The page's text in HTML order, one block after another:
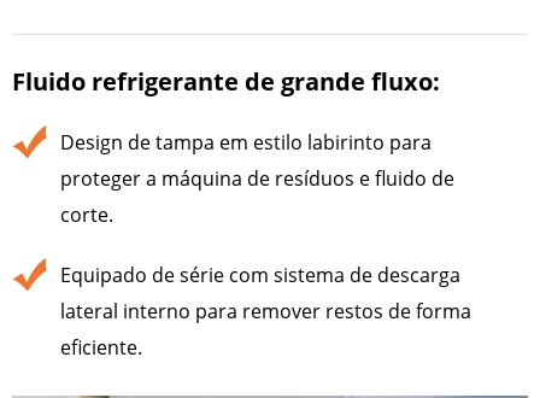
Fluido refrigerante de grande fluxo:
Design de tampa em estilo labirinto para
proteger a máquina de resíduos e fluido de
corte.
Equipado de série com sistema de descarga
lateral interno para remover restos de forma
eficiente.